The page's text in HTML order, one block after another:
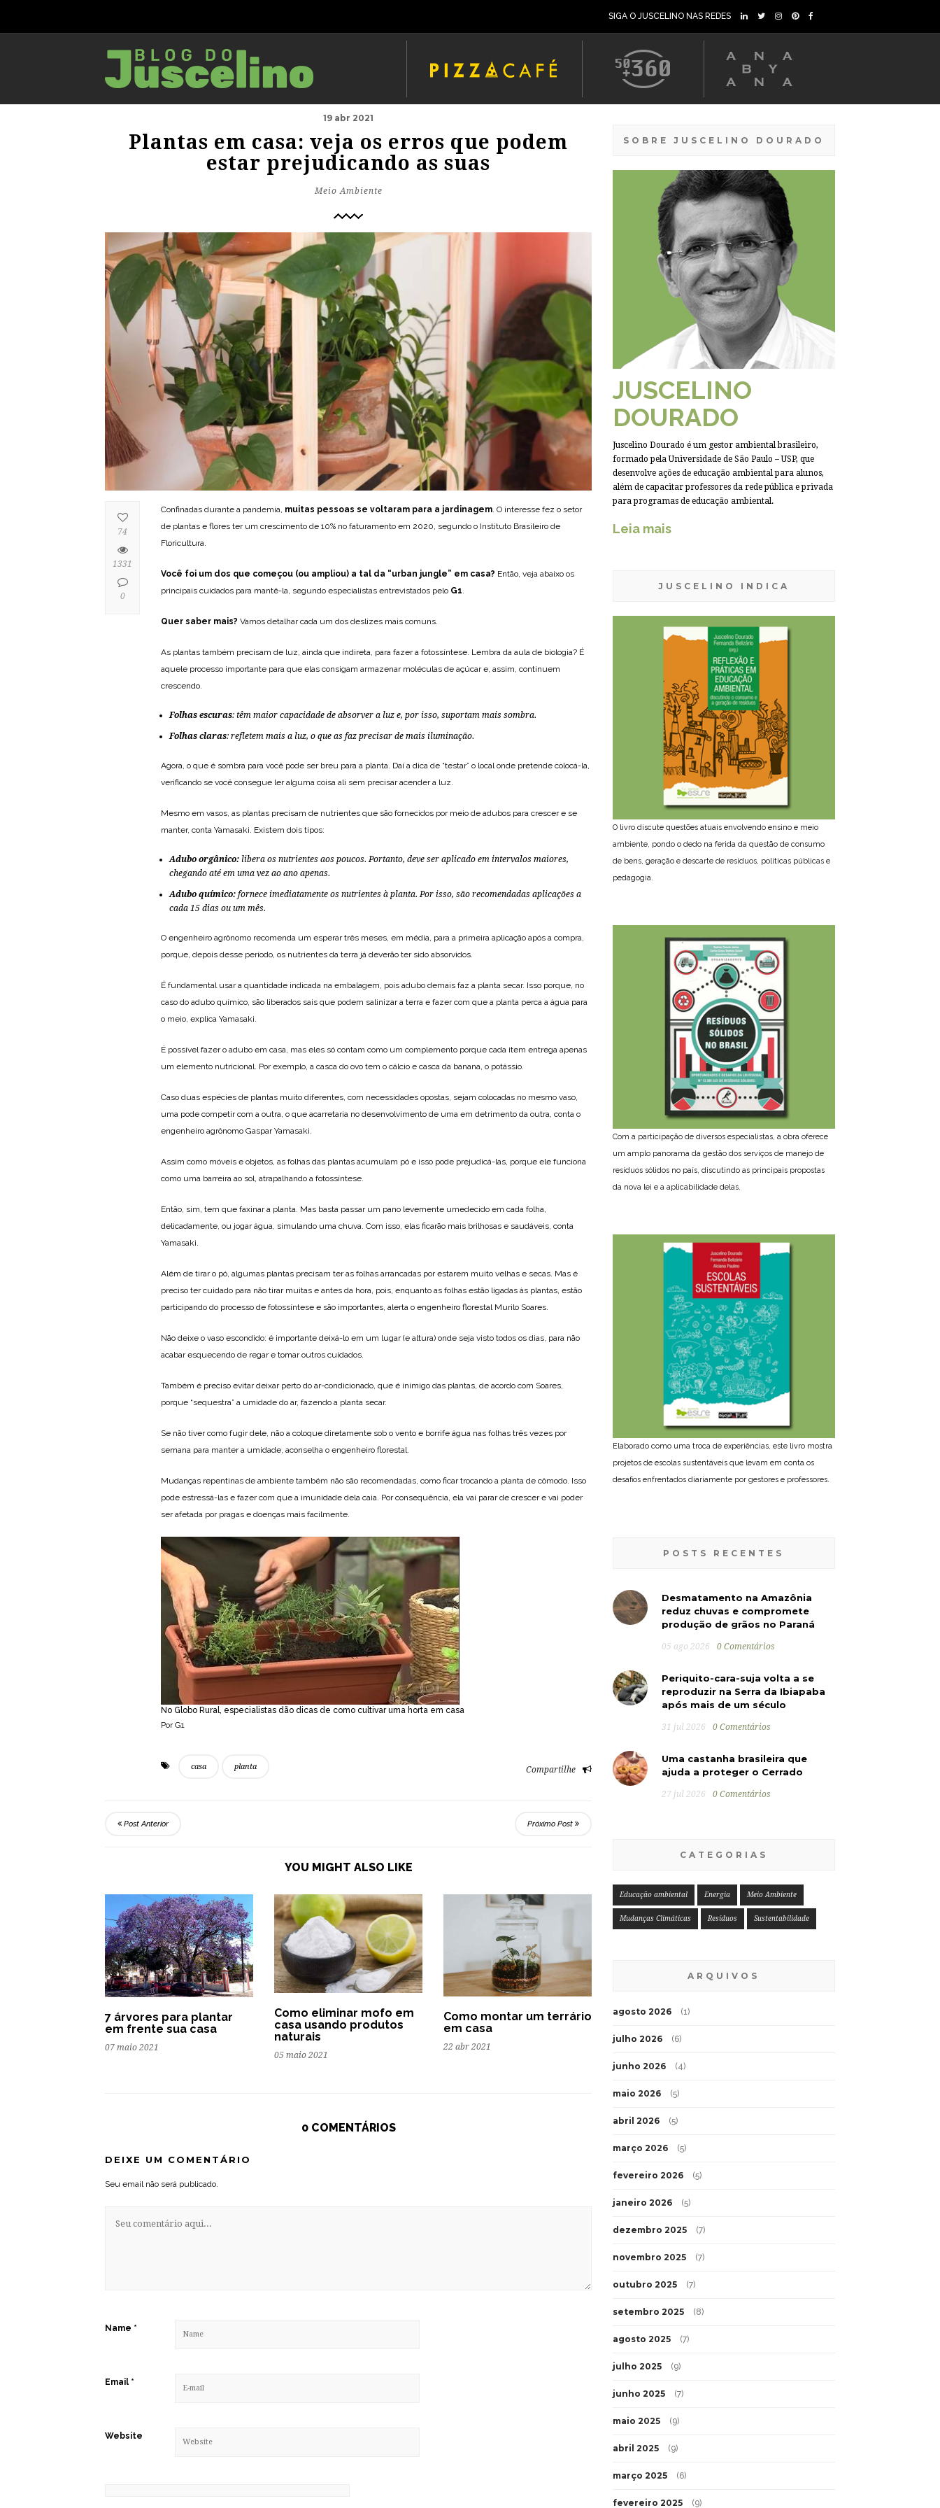
SIGA O JUSCELINO NAS REDES
19 abr 2021
Plantas em casa: veja os erros que podem
estar prejudicando as suas
Meio Ambiente
Confinadas durante a pandemia, muitas pessoas se voltaram para a jardinagem . O interesse fez o setor
de plantas e flores ter um crescimento de 10% no faturamento em 2020, segundo o Instituto Brasileiro de
Floricultura.
Você foi um dos que começou (ou ampliou) a tal da “urban jungle” em casa? Então, veja abaixo os
principais cuidados para mantê-la, segundo especialistas entrevistados pelo G1
Quer saber mais? Vamos detalhar cada um dos deslizes mais comuns.
As plantas também precisam de luz, ainda que indireta, para fazer a fotossíntese. Lembra da aula de biologia? É
aquele processo importante para que elas consigam armazenar moléculas de açúcar e, assim, continuem
crescendo.
Folhas escuras: têm maior capacidade de absorver a luz e, por isso, suportam mais sombra.
Folhas claras: refletem mais a luz, o que as faz precisar de mais iluminação.
Agora, o que é sombra para você pode ser breu para a planta. Daí a dica de “testar” o local onde pretende colocá-la,
verificando se você consegue ler alguma coisa ali sem precisar acender a luz.
Mesmo em vasos, as plantas precisam de nutrientes que são fornecidos por meio de adubos para crescer e se
manter, conta Yamasaki. Existem dois tipos:
Adubo orgânico: libera os nutrientes aos poucos. Portanto, deve ser aplicado em intervalos maiores,
chegando até em uma vez ao ano apenas.
Adubo químico: fornece imediatamente os nutrientes à planta. Por isso, são recomendadas aplicações a
cada 15 dias ou um mês.
O engenheiro agrônomo recomenda um esperar três meses, em média, para a primeira aplicação após a compra,
porque, depois desse período, os nutrientes da terra já deverão ter sido absorvidos.
É fundamental usar a quantidade indicada na embalagem, pois adubo demais faz a planta secar. Isso porque, no
caso do adubo químico, são liberados sais que podem salinizar a terra e fazer com que a planta perca a água para
o meio, explica Yamasaki.
É possível fazer o adubo em casa, mas eles só contam como um complemento porque cada item entrega apenas
um elemento nutricional. Por exemplo, a casca do ovo tem o cálcio e casca da banana, o potássio.
Caso duas espécies de plantas muito diferentes, com necessidades opostas, sejam colocadas no mesmo vaso,
uma pode competir com a outra, o que acarretaria no desenvolvimento de uma em detrimento da outra, conta o
engenheiro agrônomo Gaspar Yamasaki.
Assim como móveis e objetos, as folhas das plantas acumulam pó e isso pode prejudicá-las, porque ele funciona
como uma barreira ao sol, atrapalhando a fotossíntese.
Então, sim, tem que faxinar a planta. Mas basta passar um pano levemente umedecido em cada folha,
delicadamente, ou jogar água, simulando uma chuva. Com isso, elas ficarão mais brilhosas e saudáveis, conta
Yamasaki.
Além de tirar o pó, algumas plantas precisam ter as folhas arrancadas por estarem muito velhas e secas. Mas é
preciso ter cuidado para não tirar muitas e antes da hora, pois, enquanto as folhas estão ligadas às plantas, estão
participando do processo de fotossíntese e são importantes, alerta o engenheiro florestal Murilo Soares.
Não deixe o vaso escondido: é importante deixá-lo em um lugar (e altura) onde seja visto todos os dias, para não
acabar esquecendo de regar e tomar outros cuidados.
Também é preciso evitar deixar perto do ar-condicionado, que é inimigo das plantas, de acordo com Soares,
porque “sequestra” a umidade do ar, fazendo a planta secar.
Se não tiver como fugir dele, não a coloque diretamente sob o vento e borrife água nas folhas três vezes por
semana para manter a umidade, aconselha o engenheiro florestal.
Mudanças repentinas de ambiente também não são recomendadas, como ficar trocando a planta de cômodo. Isso
pode estressá-las e fazer com que a imunidade dela caia. Por consequência, ela vai parar de crescer e vai poder
ser afetada por pragas e doenças mais facilmente.
No Globo Rural, especialistas dão dicas de como cultivar uma horta em casa
Por G1
casa planta Compartilhe
74
1331
0
Post Anterior Próximo Post
YOU MIGHT ALSO LIKE
7 árvores para plantar
em frente sua casa
07 maio 2021
Como eliminar mofo em
casa usando produtos
naturais
05 maio 2021
Como montar um terrário
em casa
22 abr 2021
0 COMENTÁRIOS
DEIXE UM COMENTÁRIO
Seu email não será publicado.
Name *
Email *
Website
SOBRE JUSCELINO DOURADO
JUSCELINO
DOURADO
Juscelino Dourado é um gestor ambiental brasileiro,
formado pela Universidade de São Paulo – USP, que
desenvolve ações de educação ambiental para alunos,
além de capacitar professores da rede pública e privada
para programas de educação ambiental.
Leia mais
JUSCELINO INDICA
O livro discute questões atuais envolvendo ensino e meio
ambiente, pondo o dedo na ferida da questão de consumo
de bens, geração e descarte de resíduos, políticas públicas e
pedagogia.
Com a participação de diversos especialistas, a obra oferece
um amplo panorama da gestão dos serviços de manejo de
resíduos sólidos no país, discutindo as principais propostas
da nova lei e a aplicabilidade delas.
Elaborado como uma troca de experiências, este livro mostra
projetos de escolas sustentáveis que levam em conta os
desafios enfrentados diariamente por gestores e professores.
POSTS RECENTES
Desmatamento na Amazônia
reduz chuvas e compromete
produção de grãos no Paraná
05 ago 2026 0 Comentários
Periquito-cara-suja volta a se
reproduzir na Serra da Ibiapaba
após mais de um século
31 jul 2026 0 Comentários
Uma castanha brasileira que
ajuda a proteger o Cerrado
27 jul 2026 0 Comentários
CATEGORIAS
Educação ambiental Energia Meio Ambiente
Mudanças Climáticas Resíduos Sustentabilidade
ARQUIVOS
agosto 2026 (1)
julho 2026 (6)
junho 2026 (4)
maio 2026 (5)
abril 2026 (5)
março 2026 (5)
fevereiro 2026 (5)
janeiro 2026 (5)
dezembro 2025 (7)
novembro 2025 (7)
outubro 2025 (7)
setembro 2025 (8)
agosto 2025 (7)
julho 2025 (9)
junho 2025 (7)
maio 2025 (9)
abril 2025 (9)
março 2025 (6)
fevereiro 2025 (9)